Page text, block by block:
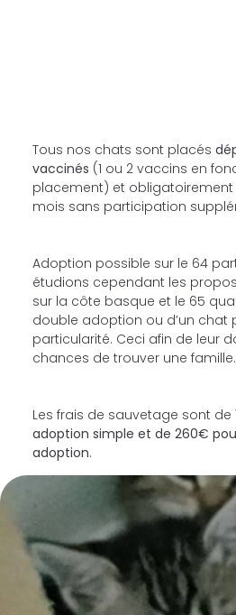
Tous nos chats sont placés
vaccinés (1 ou 2 vaccins en
placement) et obligatoirement
mois sans participation
Adoption possible sur le 64
étudions cependant les
sur la côte basque et le 65
double adoption ou d’un chat
particularité. Ceci afin de leur
chances de trouver une famille.
Les frais de sauvetage sont de
adoption simple et de 260€
adoption.